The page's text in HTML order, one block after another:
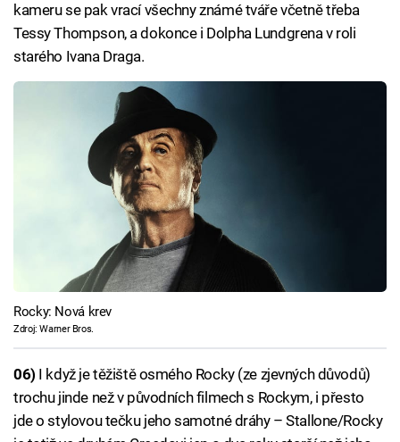
kameru se pak vrací všechny známé tváře včetně třeba
Tessy Thompson, a dokonce i Dolpha Lundgrena v roli
starého Ivana Draga.
Rocky: Nová krev
Zdroj: Warner Bros.
06) I když je těžiště osmého Rocky (ze zjevných důvodů)
trochu jinde než v původních filmech s Rockym, i přesto
jde o stylovou tečku jeho samotné dráhy – Stallone/Rocky